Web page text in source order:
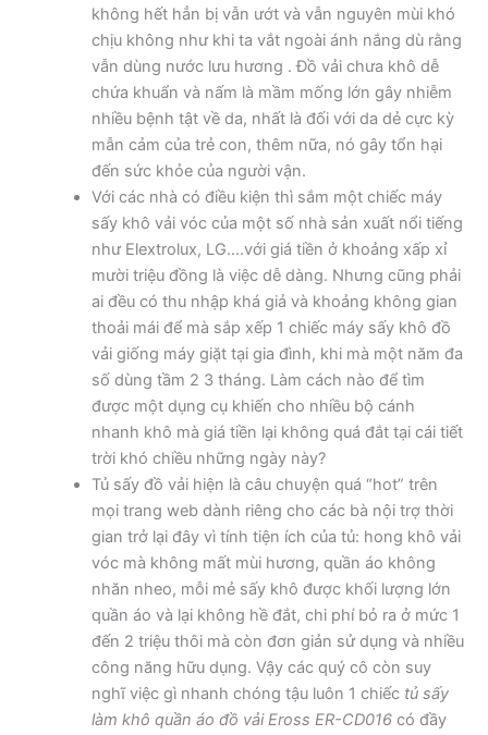
không hết hẳn bị vẫn ướt và vẫn nguyên mùi khó
chịu không như khi ta vắt ngoài ánh nắng dù rằng
vẫn dùng nước lưu hương . Đồ vải chưa khô dễ
chứa khuẩn và nấm là mầm mống lớn gây nhiễm
nhiều bệnh tật về da, nhất là đối với da dẻ cực kỳ
mẫn cảm của trẻ con, thêm nữa, nó gây tổn hại
đến sức khỏe của người vận.
Với các nhà có điều kiện thì sắm một chiếc máy
sấy khô vải vóc của một số nhà sản xuất nổi tiếng
như Elextrolux, LG….với giá tiền ở khoảng xấp xỉ
mười triệu đồng là việc dễ dàng. Nhưng cũng phải
ai đều có thu nhập khá giả và khoảng không gian
thoải mái để mà sắp xếp 1 chiếc máy sấy khô đồ
vải giống máy giặt tại gia đình, khi mà một năm đa
số dùng tầm 2 3 tháng. Làm cách nào để tìm
được một dụng cụ khiến cho nhiều bộ cánh
nhanh khô mà giá tiền lại không quá đắt tại cái tiết
trời khó chiều những ngày này?
Tủ sấy đồ vải hiện là câu chuyện quá “hot” trên
mọi trang web dành riêng cho các bà nội trợ thời
gian trở lại đây vì tính tiện ích của tủ: hong khô vải
vóc mà không mất mùi hương, quần áo không
nhăn nheo, mỗi mẻ sấy khô được khối lượng lớn
quần áo và lại không hề đắt, chi phí bỏ ra ở mức 1
đến 2 triệu thôi mà còn đơn giản sử dụng và nhiều
công năng hữu dụng. Vậy các quý cô còn suy
nghĩ việc gì nhanh chóng tậu luôn 1 chiếc tủ sấy
làm khô quần áo đồ vải Eross ER-CD016có đầy